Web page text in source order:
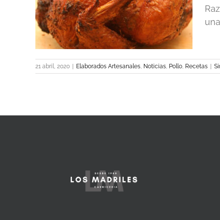
21 abril, 2020 Elaborados Artesanales, Noticias, Pollo, Recetas